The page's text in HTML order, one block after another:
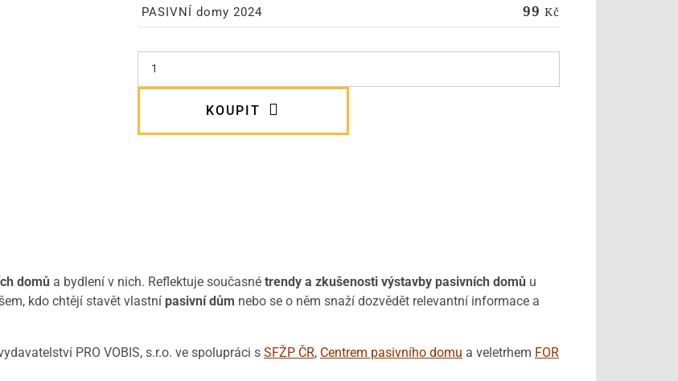
PASIVNÍ domy 2024 99 Kč
KOUPIT
domů a bydlení v nich. Reflektuje současné trendy a zkušenosti výstavby pasivních domů u
kdo chtějí stavět vlastní pasivní dům nebo se o něm snaží dozvědět relevantní informace a
PRO VOBIS, s.r.o. ve spolupráci s SFŽP ČR, Centrem pasivního domu a veletrhem FOR